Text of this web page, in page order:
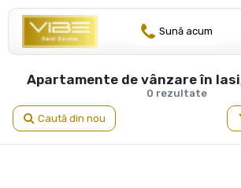
Sună acum
0 rezultate
Apartamente de vânzare în
Caută din nou